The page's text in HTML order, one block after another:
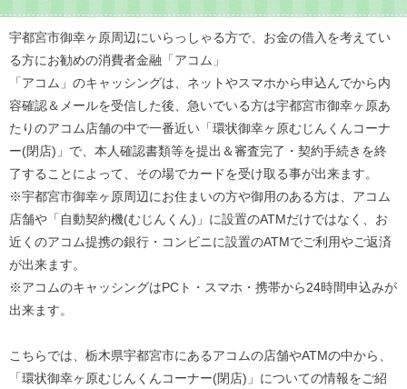
宇都宮市御幸ヶ原周辺にいらっしゃる方で、お金の借入を考えてい
る方にお勧めの消費者金融「アコム」
「アコム」のキャッシングは、ネットやスマホから申込んでから内
容確認＆メールを受信した後、急いでいる方は宇都宮市御幸ヶ原あ
たりのアコム店舗の中で一番近い「環状御幸ヶ原むじんくんコーナ
ー(閉店)」で、本人確認書類等を提出＆審査完了・契約手続きを終
了することによって、その場でカードを受け取る事が出来ます。
※宇都宮市御幸ヶ原周辺にお住まいの方や御用のある方は、アコム
店舗や「自動契約機(むじんくん)」に設置のATMだけではなく、お
近くのアコム提携の銀行・コンビニに設置のATMでご利用やご返済
が出来ます。
※アコムのキャッシングはPCト・スマホ・携帯から24時間申込みが
出来ます。
こちらでは、栃木県宇都宮市にあるアコムの店舗やATMの中から、
「環状御幸ヶ原むじんくんコーナー(閉店)」についての情報をご紹